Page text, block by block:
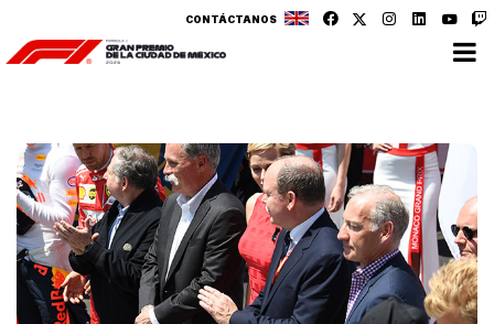
CONTÁCTANOS